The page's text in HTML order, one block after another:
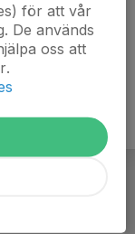
för att vår
De används
oss att